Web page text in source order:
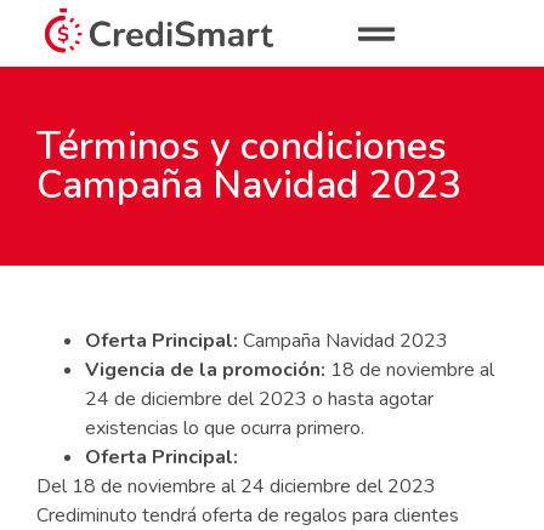
Términos y condiciones
Campaña Navidad 2023
Oferta Principal: Campaña Navidad 2023
Vigencia de la promoción: 18 de noviembre al
24 de diciembre del 2023 o hasta agotar
existencias lo que ocurra primero.
Oferta Principal:
Del 18 de noviembre al 24 diciembre del 2023
Crediminuto tendrá oferta de regalos para clientes